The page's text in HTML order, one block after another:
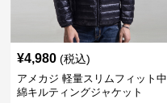
¥4,980 (税込)
アメカジ 軽量スリムフィット中
綿キルティングジャケット